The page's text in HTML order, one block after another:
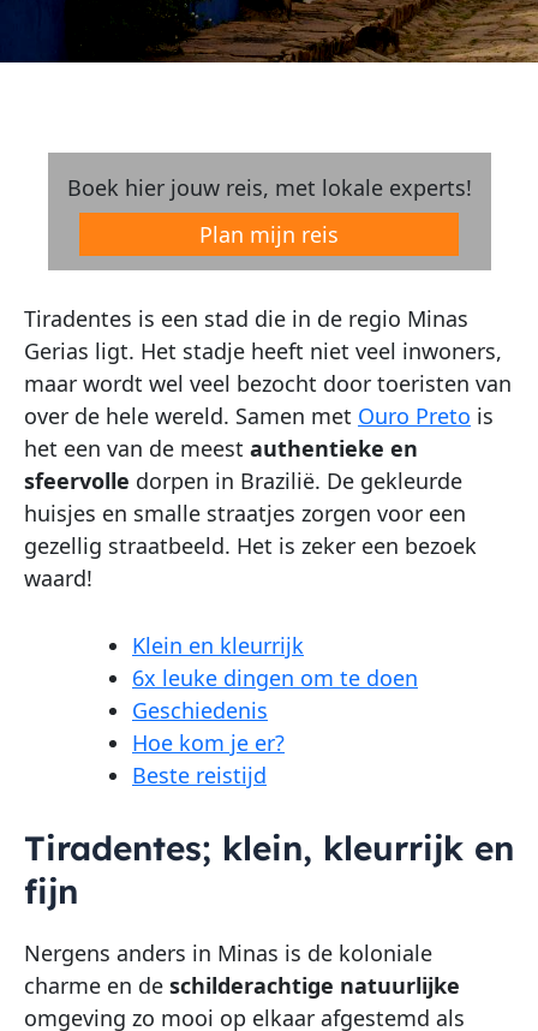
Boek hier jouw reis, met lokale experts!
Plan mijn reis
Tiradentes is een stad die in de regio Minas
Gerias ligt. Het stadje heeft niet veel inwoners,
maar wordt wel veel bezocht door toeristen van
over de hele wereld. Samen met Ouro Preto is
het een van de meest authentieke en
sfeervolle dorpen in Brazilië. De gekleurde
huisjes en smalle straatjes zorgen voor een
gezellig straatbeeld. Het is zeker een bezoek
waard!
Klein en kleurrijk
6x leuke dingen om te doen
Geschiedenis
Hoe kom je er?
Beste reistijd
Tiradentes; klein, kleurrijk en
fijn
Nergens anders in Minas is de koloniale
charme en de schilderachtige natuurlijke
omgeving zo mooi op elkaar afgestemd als